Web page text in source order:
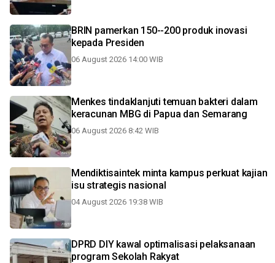
BRIN pamerkan 150--200 produk inovasi
kepada Presiden
06 August 2026 14:00 WIB
Menkes tindaklanjuti temuan bakteri dalam
keracunan MBG di Papua dan Semarang
06 August 2026 8:42 WIB
Mendiktisaintek minta kampus perkuat kajian
isu strategis nasional
04 August 2026 19:38 WIB
DPRD DIY kawal optimalisasi pelaksanaan
program Sekolah Rakyat